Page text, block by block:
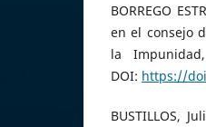
BORREGO
en el consejo
la
DOI: https://
BUSTILLOS,